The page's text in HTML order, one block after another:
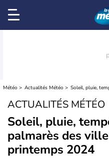
Météo Actualités Météo
ACTUALITÉS MÉTÉO
Soleil, pluie,
palmarès des
printemps 2024